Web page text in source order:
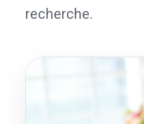
recherche.